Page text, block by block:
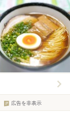
広告を非表示